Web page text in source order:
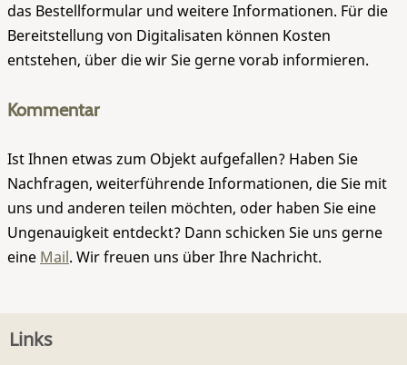
das Bestellformular und weitere Informationen. Für die
Bereitstellung von Digitalisaten können Kosten
entstehen, über die wir Sie gerne vorab informieren.
Kommentar
Ist Ihnen etwas zum Objekt aufgefallen? Haben Sie
Nachfragen, weiterführende Informationen, die Sie mit
uns und anderen teilen möchten, oder haben Sie eine
Ungenauigkeit entdeckt? Dann schicken Sie uns gerne
eine Mail. Wir freuen uns über Ihre Nachricht.
Links